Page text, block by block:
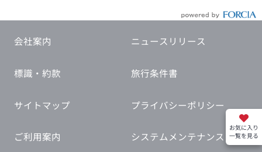
お気に入り
一覧を見る
会社案内 ニュースリリース
標識・約款 旅行条件書
サイトマップ プライバシーポリシー
ご利用案内 システムメンテナンス